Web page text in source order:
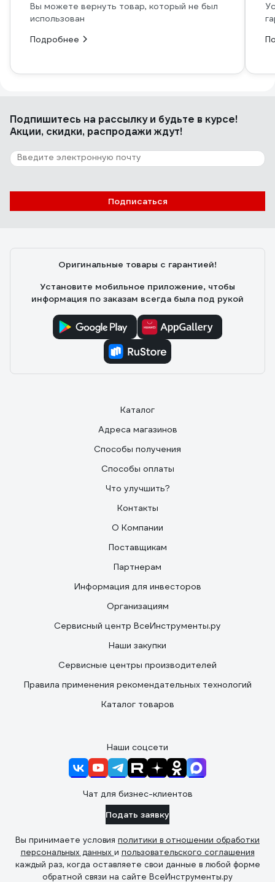
Вы можете вернуть товар, который не был
использован
Подробнее
Подпишитесь на рассылкуи будьте в курсе!
Акции, скидки, распродажи ждут!
Подписаться
Оригинальные товары с гарантией!
Установите мобильное приложение, чтобы
информация по заказам всегда была под рукой
Каталог
Адреса магазинов
Способы получения
Способы оплаты
Что улучшить?
Контакты
О Компании
Поставщикам
Партнерам
Информация для инвесторов
Организациям
Сервисный центр ВсеИнструменты.ру
Наши закупки
Сервисные центры производителей
Правила применения рекомендательных технологий
Каталог товаров
Наши соцсети
Чат для бизнес-клиентов
Подать заявку
Вы принимаете условия политики в отношении обработки
персональных данных и пользовательского соглашения
каждый раз, когда оставляете свои данные в любой форме
обратной связи на сайте ВсеИнструменты.ру